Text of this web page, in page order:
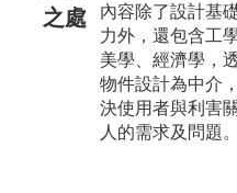
之處
內容除了設計基
力外，還包含工學
美學、經濟學，
物件設計為中介
決使用者與利害
人的需求及問題。